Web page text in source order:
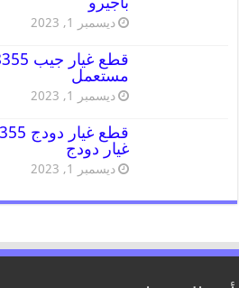
ديسمبر 1, 2023
مستعمل
ديسمبر 1, 2023
غيار دودج
ديسمبر 1, 2023